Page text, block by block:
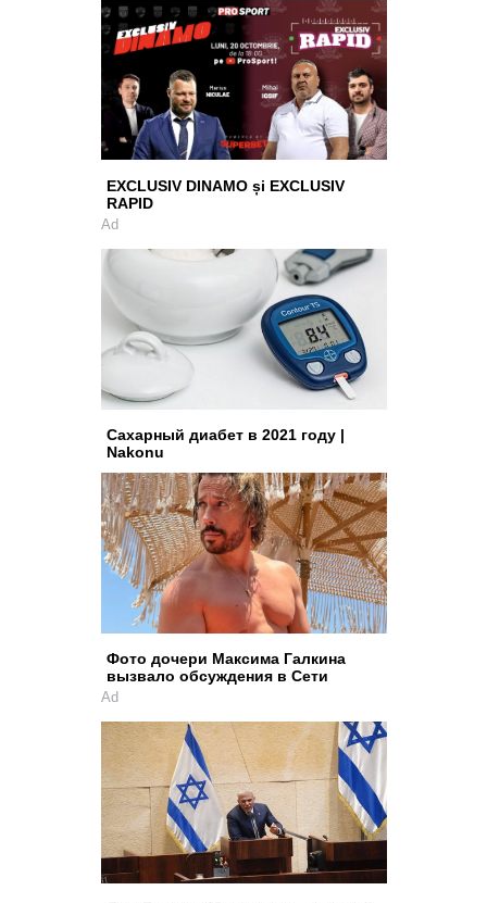
EXCLUSIV DINAMO și EXCLUSIV
RAPID
Ad
Сахарный диабет в 2021 году |
Nakonu
Фото дочери Максима Галкина
вызвало обсуждения в Сети
Ad